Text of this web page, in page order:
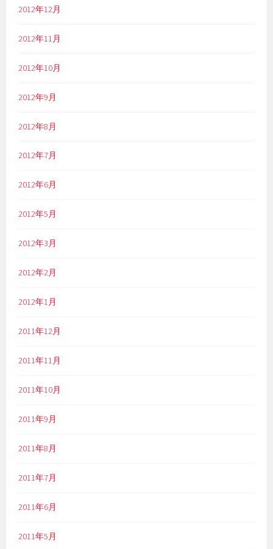
2012年12月
2012年11月
2012年10月
2012年9月
2012年8月
2012年7月
2012年6月
2012年5月
2012年3月
2012年2月
2012年1月
2011年12月
2011年11月
2011年10月
2011年9月
2011年8月
2011年7月
2011年6月
2011年5月